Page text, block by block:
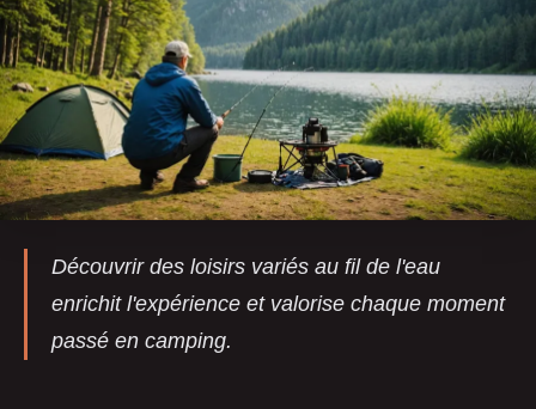
Découvrir des loisirs variés au fil de l'eau
enrichit l'expérience et valorise chaque moment
passé en camping.